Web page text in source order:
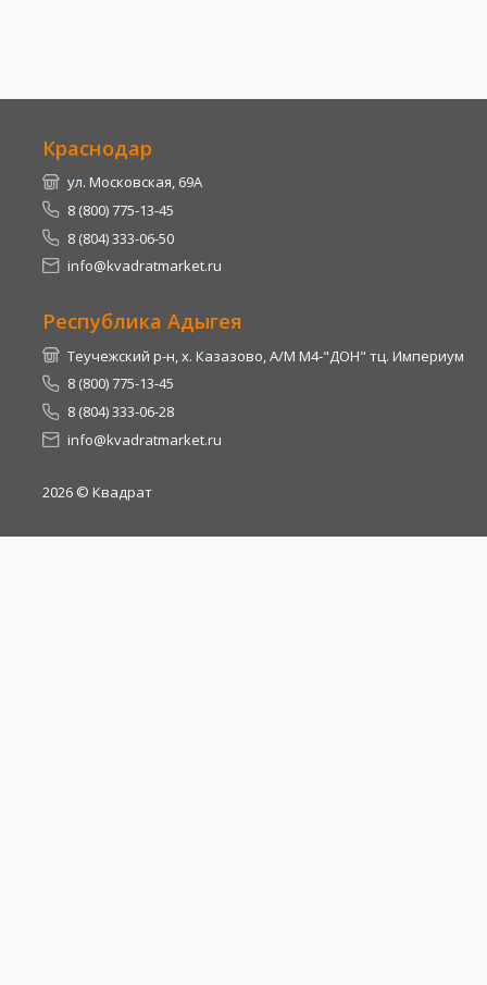
Краснодар
ул. Московская, 69А
8 (800) 775-13-45
8 (804) 333-06-50
info@kvadratmarket.ru
Республика Адыгея
Теучежский р-н, х. Казазово, А/М М4-"ДОН" тц. Империум
8 (800) 775-13-45
8 (804) 333-06-28
info@kvadratmarket.ru
2026 © Квадрат